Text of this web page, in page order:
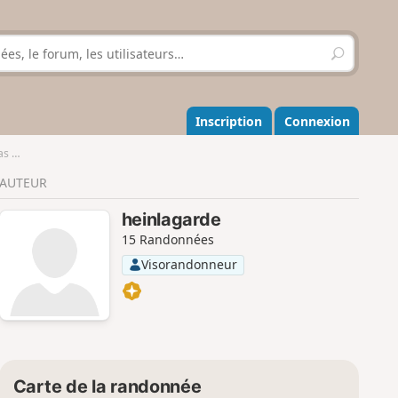
R
e
h
e
r
r
Inscription Connexion
AUTEUR
heinlagarde
15 Randonnées
Visorandonneur
Carte de la randonnée